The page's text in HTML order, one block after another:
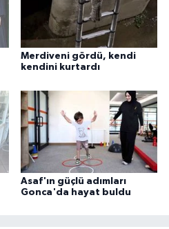
Merdiveni gördü, kendi
kendini kurtardı
Asaf'ın güçlü adımları
Gonca'da hayat buldu